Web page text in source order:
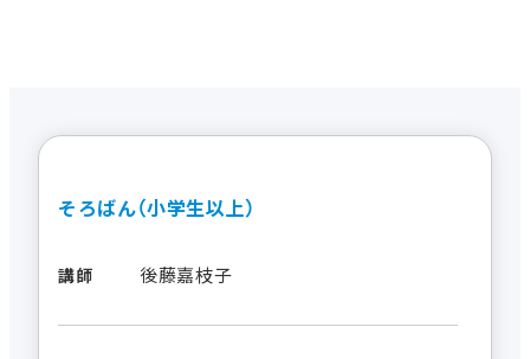
そろばん（小学生以上）
講師 後藤嘉枝子